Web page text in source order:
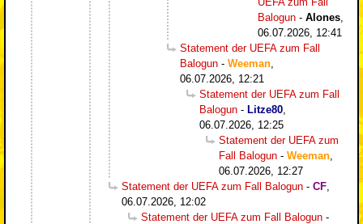
Balogun - Alones
06.07.2026, 12:41
Statement der UEFA zum Fall
Balogun - Weeman
06.07.2026, 12:21
Statement der UEFA zum Fall
Balogun - Litze80
06.07.2026, 12:25
Statement der UEFA zum
Fall Balogun - Weeman
06.07.2026, 12:27
Statement der UEFA zum Fall Balogun - CF
06.07.2026, 12:02
Statement der UEFA zum Fall Balogun -